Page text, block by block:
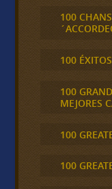
100
100 ÉXITOS
100
MEJORES
100
100